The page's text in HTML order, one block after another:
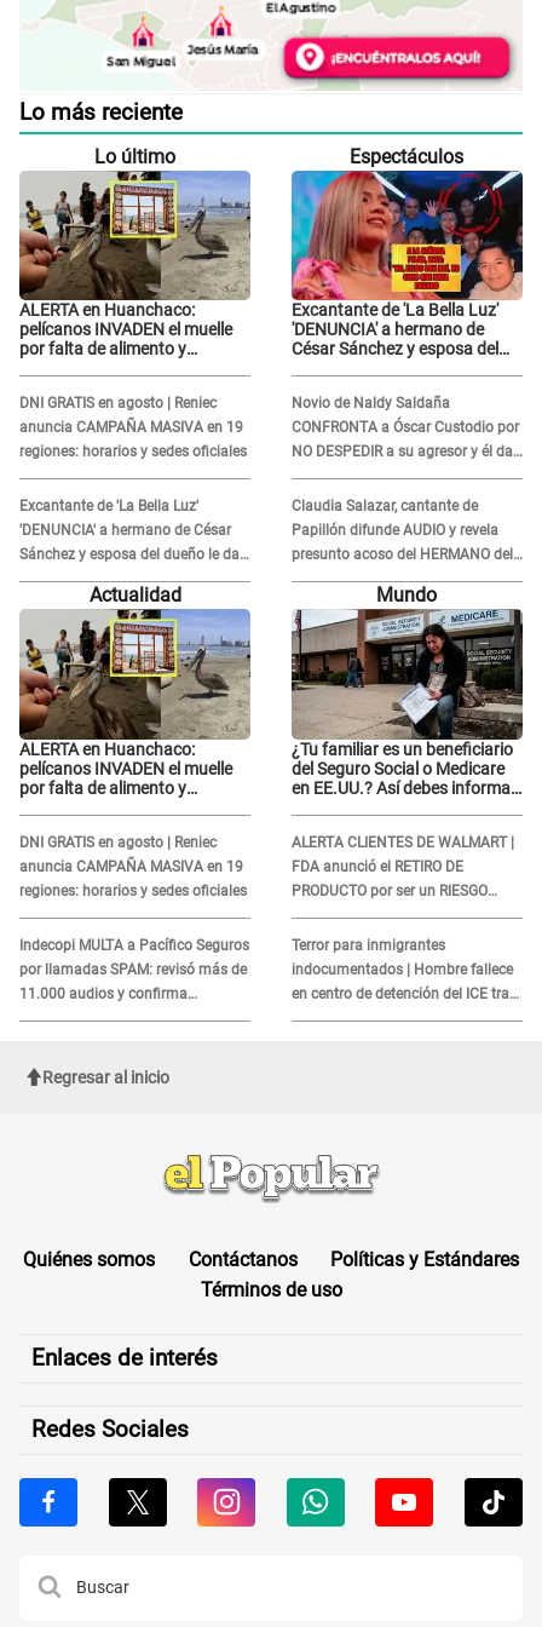
Lo más reciente
Lo último
ALERTA en Huanchaco:
pelícanos INVADEN el muelle
por falta de alimento y
DNI GRATIS en agosto | Reniec
anuncia CAMPAÑA MASIVA en 19
regiones: horarios y sedes oficiales
Excantante de 'La Bella Luz'
'DENUNCIA' a hermano de César
Sánchez y esposa del dueño le da
INDIGNANTE respuesta: "Ellos son
así, tranquila"
Espectáculos
Excantante de 'La Bella Luz'
'DENUNCIA' a hermano de
César Sánchez y esposa del
tranquila"
Novio de Naldy Saldaña
CONFRONTA a Óscar Custodio por
NO DESPEDIR a su agresor y él da
INDIGNANTE respuesta: "Nadie me
dice qué hacer"
Claudia Salazar, cantante de
Papillón difunde AUDIO y revela
presunto acoso del HERMANO del
director musical de La Bella Luz:
"Me quedé asustada, en shock"
Actualidad
ALERTA en Huanchaco:
pelícanos INVADEN el muelle
por falta de alimento y
DNI GRATIS en agosto | Reniec
anuncia CAMPAÑA MASIVA en 19
regiones: horarios y sedes oficiales
Indecopi MULTA a Pacífico Seguros
por llamadas SPAM: revisó más de
11.000 audios y confirma
SANCIÓN
Mundo
¿Tu familiar es un beneficiario
del Seguro Social o Medicare
en EE.UU.? Así debes informar
ALERTA CLIENTES DE WALMART |
FDA anunció el RETIRO DE
PRODUCTO por ser un RIESGO
MORTAL para consumidores: ¿Cuál
es?
Terror para inmigrantes
indocumentados | Hombre fallece
en centro de detención del ICE tras
sufrir una "emergencia médica"
Regresar al inicio
Quiénes somos Contáctanos
Políticas y Estándares
Términos de uso
Enlaces de interés
Redes Sociales